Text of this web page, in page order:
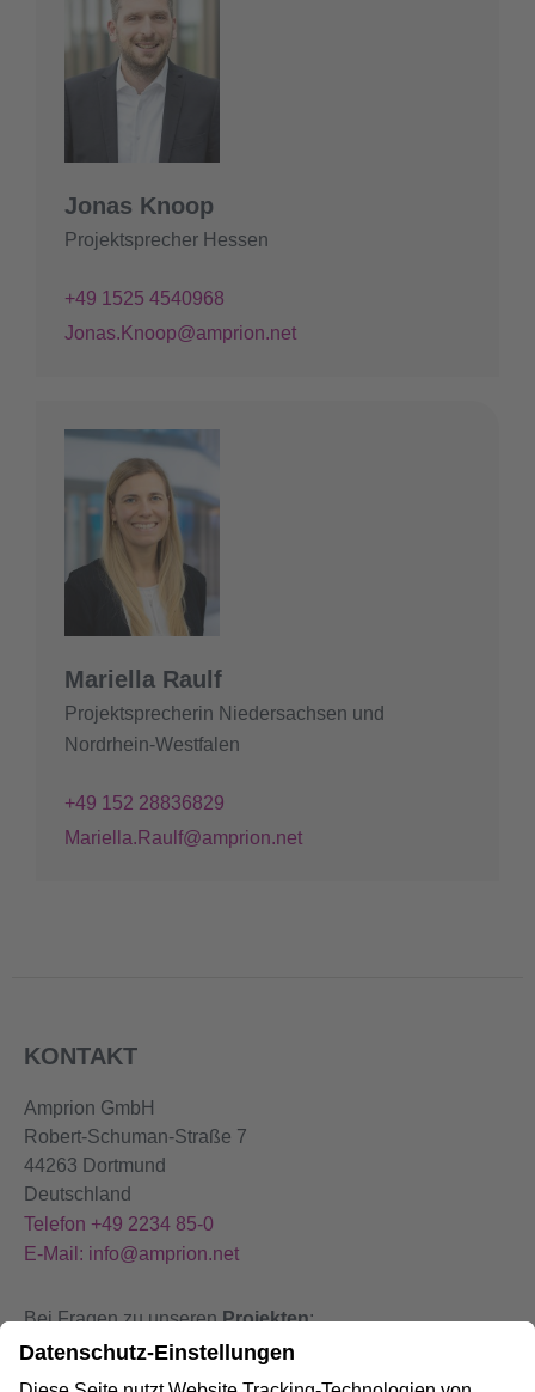
Jonas Knoop
Projektsprecher Hessen
+49 1525 4540968
Jonas.Knoop@amprion.net
Mariella Raulf
Projektsprecherin Niedersachsen und
Nordrhein-Westfalen
+49 152 28836829
Mariella.Raulf@amprion.net
KONTAKT
Amprion GmbH
Robert-Schuman-Straße 7
44263 Dortmund
Deutschland
Telefon +49 2234 85-0
E-Mail: info@amprion.net
Bei Fragen zu unserenProjekten:
+49 800 584 9000